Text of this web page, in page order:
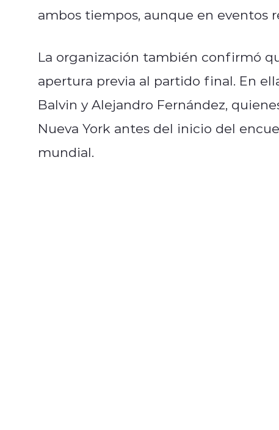
ambos tiempos, aunque en eventos
La organización también confirmó
apertura previa al partido final. En
Balvin y Alejandro Fernández,
Nueva York antes del inicio del
mundial.